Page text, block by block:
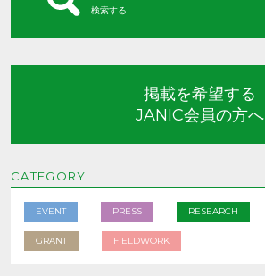
検索する
掲載を希望する
JANIC会員の方へ
CATEGORY
EVENT PRESS RESEARCH
GRANT FIELDWORK